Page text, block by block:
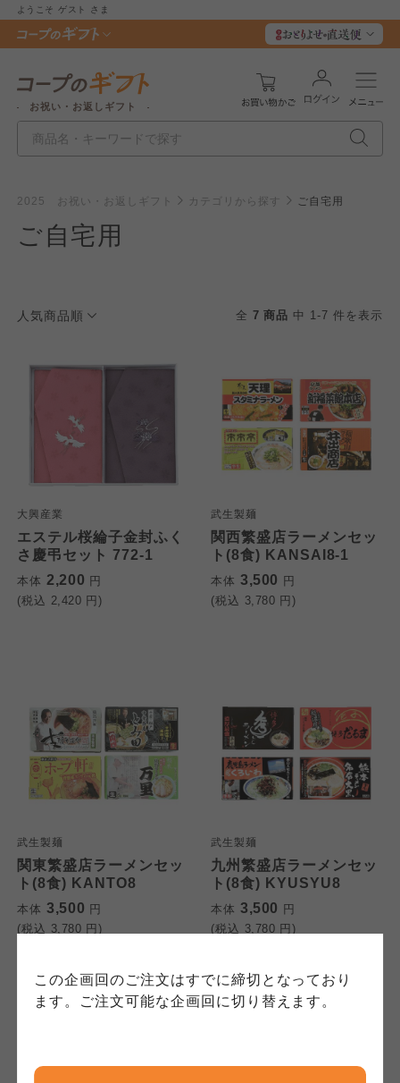
この企画回のご注文はすでに締切となっており
ます。ご注文可能な企画回に切り替えます。
ようこそ ゲスト さま
お祝い・お返しギフト
2025 お祝い・お返しギフト カテゴリから探す ご自宅用
ご自宅用
人気商品順 全 7 商品 中 1-7 件を表示
大興産業
エステル桜綸子金封ふく
さ慶弔セット 772-1
本体 2,200 円
(税込 2,420 円)
武生製麺
関西繁盛店ラーメンセッ
ト(8食) KANSAI8-1
本体 3,500 円
(税込 3,780 円)
武生製麺
関東繁盛店ラーメンセッ
ト(8食) KANTO8
本体 3,500 円
(税込 3,780 円)
武生製麺
九州繁盛店ラーメンセッ
ト(8食) KYUSYU8
本体 3,500 円
(税込 3,780 円)
ご利用約款（ご利用規約・ご利
用規程）について
このサイトは7つの生協から業務委託を受けて、
身が加入されている生協が定める利用約款をご
確認のうえ、ご利用ください。なお、クチコミ
投稿については、利用約款の細則として規定さ
れています。
コープしが
個人情報保護方針について
このサイトは7つの生協から業務委託を受けて、
コープきんき事業連合が運営しています。お預
かりしている個人情報については、コープ事業
にもどづいて、コープ事業連合が適切に管理を
おこなっています。
コープ事業連合、ならびに各生協の「個人情報
保護方針」については各生協のボタンをクリッ
クしてご確認ください。
コープしが
特定商取引法に基づく表記につ
いて
このサイトは7つの生協から業務委託を受けて、
責任者は、それぞれご利用の生協となります。
各生協の「特定商取引法に基づく表記につい
て」については各生協のボタンをクリックして
ご確認ください。
コープしが